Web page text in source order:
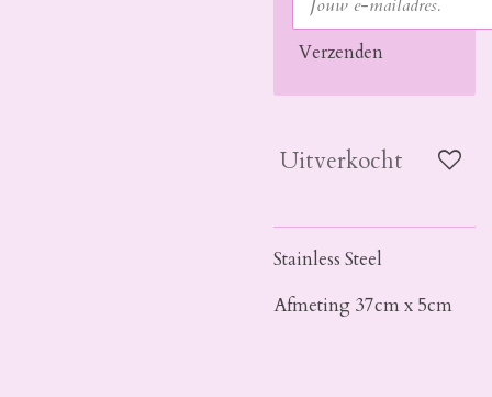
Verzenden
Uitverkocht
Stainless Steel
Afmeting 37cm x 5cm